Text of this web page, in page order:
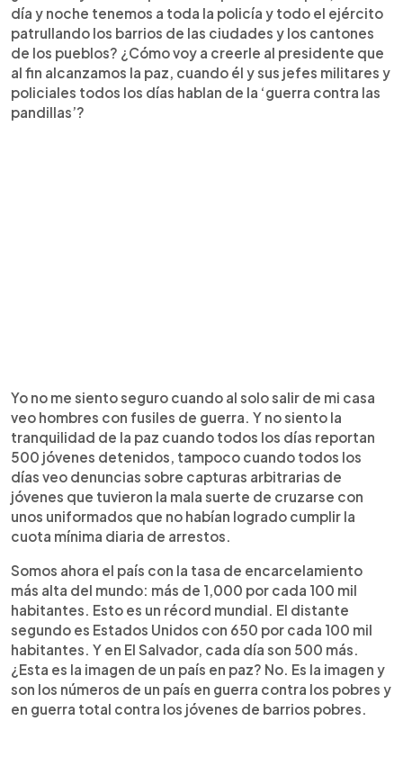
día y noche tenemos a toda la policía y todo el ejército
patrullando los barrios de las ciudades y los cantones
de los pueblos? ¿Cómo voy a creerle al presidente que
al fin alcanzamos la paz, cuando él y sus jefes militares y
policiales todos los días hablan de la ‘guerra contra las
pandillas’?
Yo no me siento seguro cuando al solo salir de mi casa
veo hombres con fusiles de guerra. Y no siento la
tranquilidad de la paz cuando todos los días reportan
500 jóvenes detenidos, tampoco cuando todos los
días veo denuncias sobre capturas arbitrarias de
jóvenes que tuvieron la mala suerte de cruzarse con
unos uniformados que no habían logrado cumplir la
cuota mínima diaria de arrestos.
Somos ahora el país con la tasa de encarcelamiento
más alta del mundo: más de 1,000 por cada 100 mil
habitantes. Esto es un récord mundial. El distante
segundo es Estados Unidos con 650 por cada 100 mil
habitantes. Y en El Salvador, cada día son 500 más.
¿Esta es la imagen de un país en paz? No. Es la imagen y
son los números de un país en guerra contra los pobres y
en guerra total contra los jóvenes de barrios pobres.